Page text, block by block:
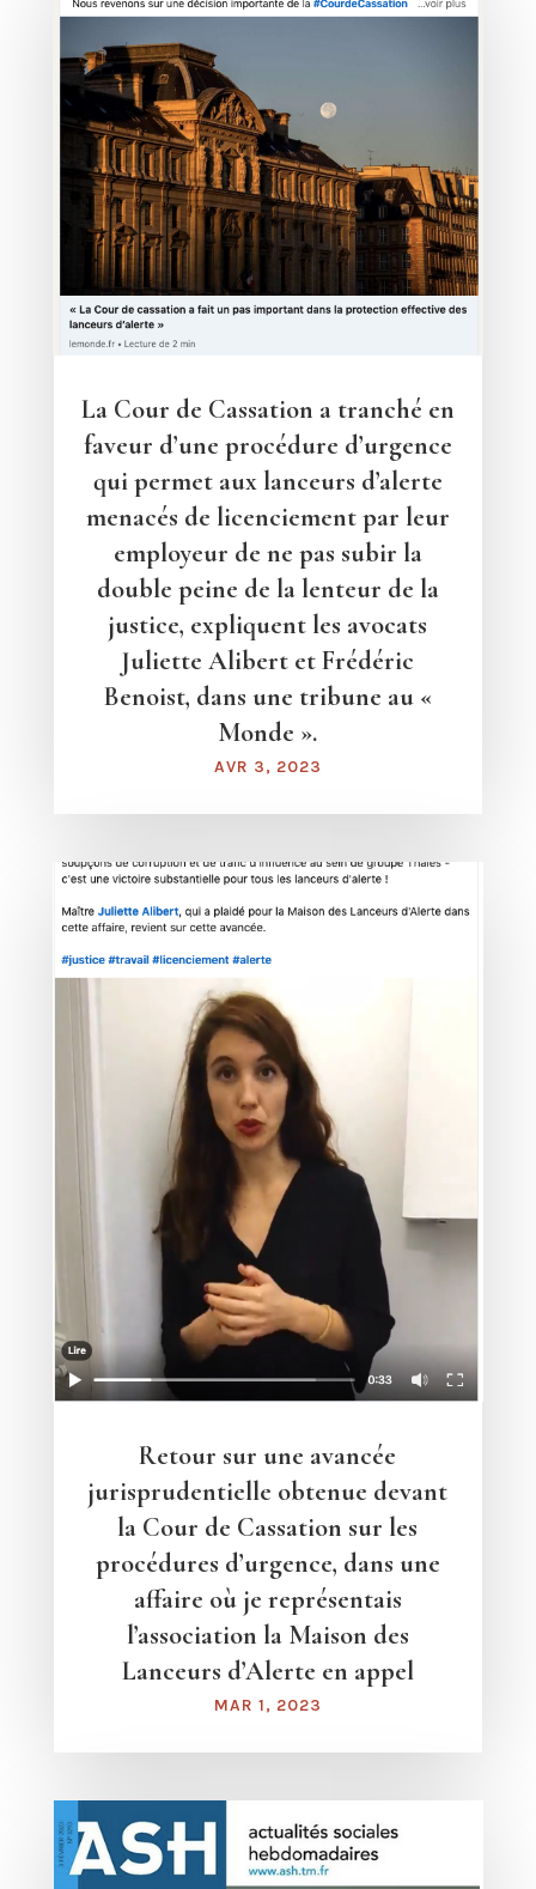
La Cour de Cassation a tranché en
faveur d’une procédure d’urgence
qui permet aux lanceurs d’alerte
menacés de licenciement par leur
employeur de ne pas subir la
double peine de la lenteur de la
justice, expliquent les avocats
Juliette Alibert et Frédéric
Benoist, dans une tribune au «
Monde ».
AVR 3, 2023
Retour sur une avancée
jurisprudentielle obtenue devant
la Cour de Cassation sur les
procédures d’urgence, dans une
affaire où je représentais
l’association la Maison des
Lanceurs d’Alerte en appel
MAR 1, 2023